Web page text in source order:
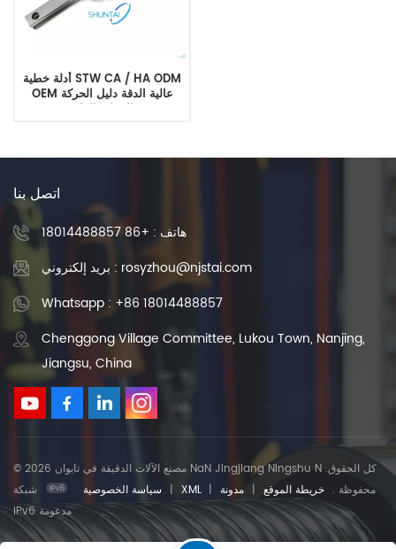
أدلة خطية STW CA / HA ODM
OEM عالية الدقة دليل الحركة
الخطية الراي
اتصل بنا
هاتف : +86 18014488857
بريد إلكتروني : rosyzhou@njstai.com
Whatsapp : +86 18014488857
Chenggong Village Committee, Lukou Town, Nanjing,
Jiangsu, China
© 2026 مصنع الآلات الدقيقة في تايوان NaN Jingjiang Ningshu N .كل الحقوق
محفوظة . خريطة الموقع | مدونة |
XML
| سياسة الخصوصية
شبكة
IPv6 مدعومة